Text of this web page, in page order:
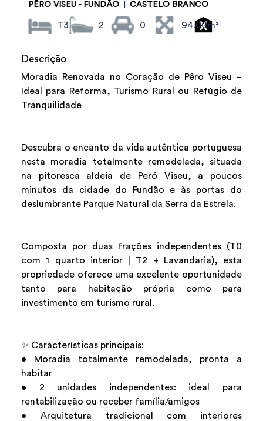
PÊRO VISEU - FUNDÃO CASTELO BRANCO
T3 2 0 94.00m²
Descrição
Moradia Renovada no Coração de Pêro Viseu –
Ideal para Reforma, Turismo Rural ou Refúgio de
Tranquilidade
Descubra o encanto da vida autêntica portuguesa
nesta moradia totalmente remodelada, situada
na pitoresca aldeia de Peró Viseu, a poucos
minutos da cidade do Fundão e às portas do
deslumbrante Parque Natural da Serra da Estrela.
Composta por duas frações independentes (T0
com 1 quarto interior | T2 + Lavandaria), esta
propriedade oferece uma excelente oportunidade
tanto para habitação própria como para
investimento em turismo rural.
✨ Características principais:
• Moradia totalmente remodelada, pronta a
habitar
• 2 unidades independentes: ideal para
rentabilização ou receber família/amigos
• Arquitetura tradicional com interiores